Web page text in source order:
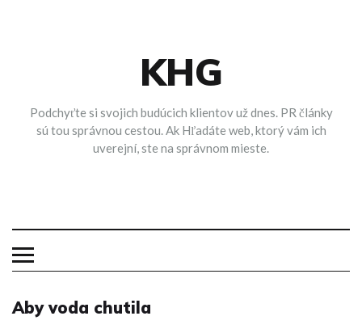
KHG
Podchyťte si svojich budúcich klientov už dnes. PR články
sú tou správnou cestou. Ak Hľadáte web, ktorý vám ich
uverejní, ste na správnom mieste.
Aby voda chutila